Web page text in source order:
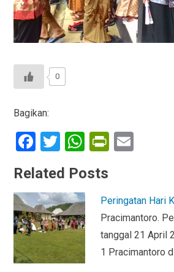
0
Bagikan:
F
ce
b
o
o
k
T
wi
tt
er
W
at
s
A
p
p
Pr
ri
e
n
dl
Related Posts
Peringatan Hari
Pracimantoro.
tanggal 21 April
1 Pracimantoro